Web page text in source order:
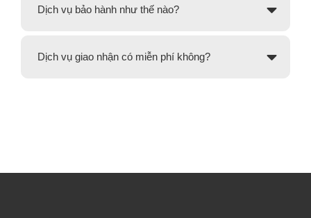
Dịch vụ bảo hành như thế nào?
Dịch vụ giao nhận có miễn phí không?